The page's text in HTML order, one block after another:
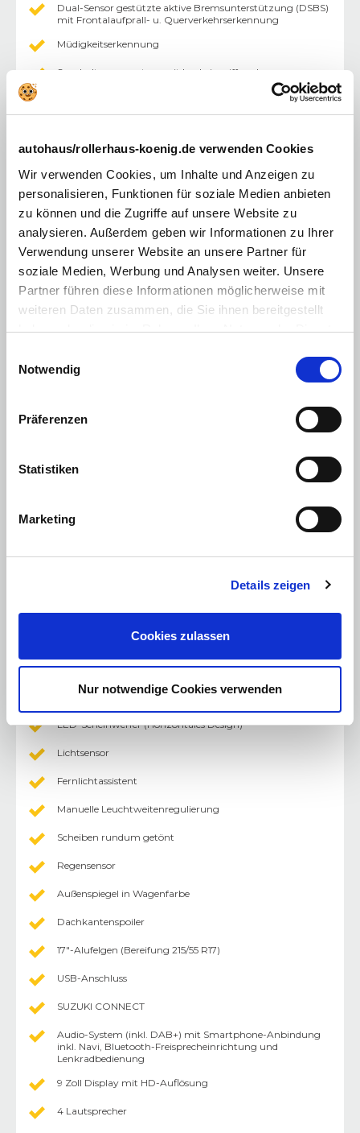
autohaus/rollerhaus-koenig.de verwenden Cookies
Wir verwenden Cookies, um Inhalte und Anzeigen zu
personalisieren, Funktionen für soziale Medien anbieten
zu können und die Zugriffe auf unsere Website zu
analysieren. Außerdem geben wir Informationen zu Ihrer
Verwendung unserer Website an unsere Partner für
soziale Medien, Werbung und Analysen weiter. Unsere
Partner führen diese Informationen möglicherweise mit
weiteren Daten zusammen, die Sie ihnen bereitgestellt
haben oder die sie im Rahmen Ihrer Nutzung der Dienste
Cookies, wenn Sie unsere Webseite weiterhin nutzen.
Notwendig
Präferenzen
Statistiken
Marketing
Details zeigen
Cookies zulassen
Nur notwendige Cookies verwenden
Dual-Sensor gestützte aktive Bremsunterstützung (DSBS)
mit Frontalaufprall- u. Querverkehrserkennung
Müdigkeitserkennung
Spurhaltewarnsystem mit Lenkeingriff und
Alarmanlage
Berganfahrhilfe
Rückfahrkamera
Einparkhilfe hinten
eCall (automatischer Notruf)
Unfalldatenspeicher
Airbags vorn für Fahrer und Beifahrer
Seitenairbags vorn
Gurtstraffer und Gurtkraftbegrenzer vorn
ISOFIX-Kindersitzbefestigungen auf den beiden äußeren
Fondsitzen
Starterknopf)
Start-Stopp-System
Außenspiegel beheizbar
Außenspiegel elektrisch verstellbar
LED-Scheinwerfer (Horizontales Design)
Lichtsensor
Fernlichtassistent
Manuelle Leuchtweitenregulierung
Scheiben rundum getönt
Regensensor
Außenspiegel in Wagenfarbe
Dachkantenspoiler
17"-Alufelgen (Bereifung 215/55 R17)
USB-Anschluss
SUZUKI CONNECT
Audio-System (inkl. DAB+) mit Smartphone-Anbindung
inkl. Navi, Bluetooth-Freisprecheinrichtung und
Lenkradbedienung
9 Zoll Display mit HD-Auflösung
4 Lautsprecher